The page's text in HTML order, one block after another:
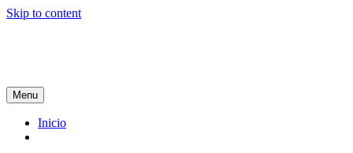
Skip to content
Menu
Inicio